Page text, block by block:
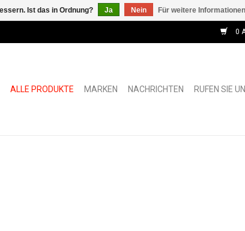
0
ALLE PRODUKTE MARKEN NACHRICHTEN RUFEN SIE
Ist das in Ordnung? Ja Nein Für weitere